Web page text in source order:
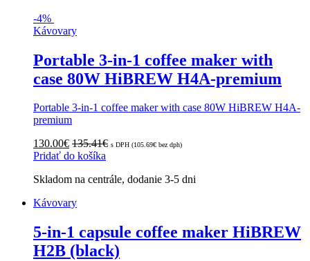
-4%
Kávovary
Portable 3-in-1 coffee maker with
case 80W HiBREW H4A-premium
Portable 3-in-1 coffee maker with case 80W HiBREW H4A-
premium
130.00€ 135.41€ s DPH (105.69€ bez dph)
Pridať do košíka
Skladom na centrále, dodanie 3-5 dni
Kávovary
5-in-1 capsule coffee maker HiBREW
H2B (black)